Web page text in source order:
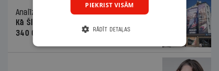
Analīze
06.08.2026.
Kā Šlesera partija palika nesodīta par
340 000 vērtu reklāmas kampaņu
PIEKRIST VISĀM
RĀDĪT DETAĻAS